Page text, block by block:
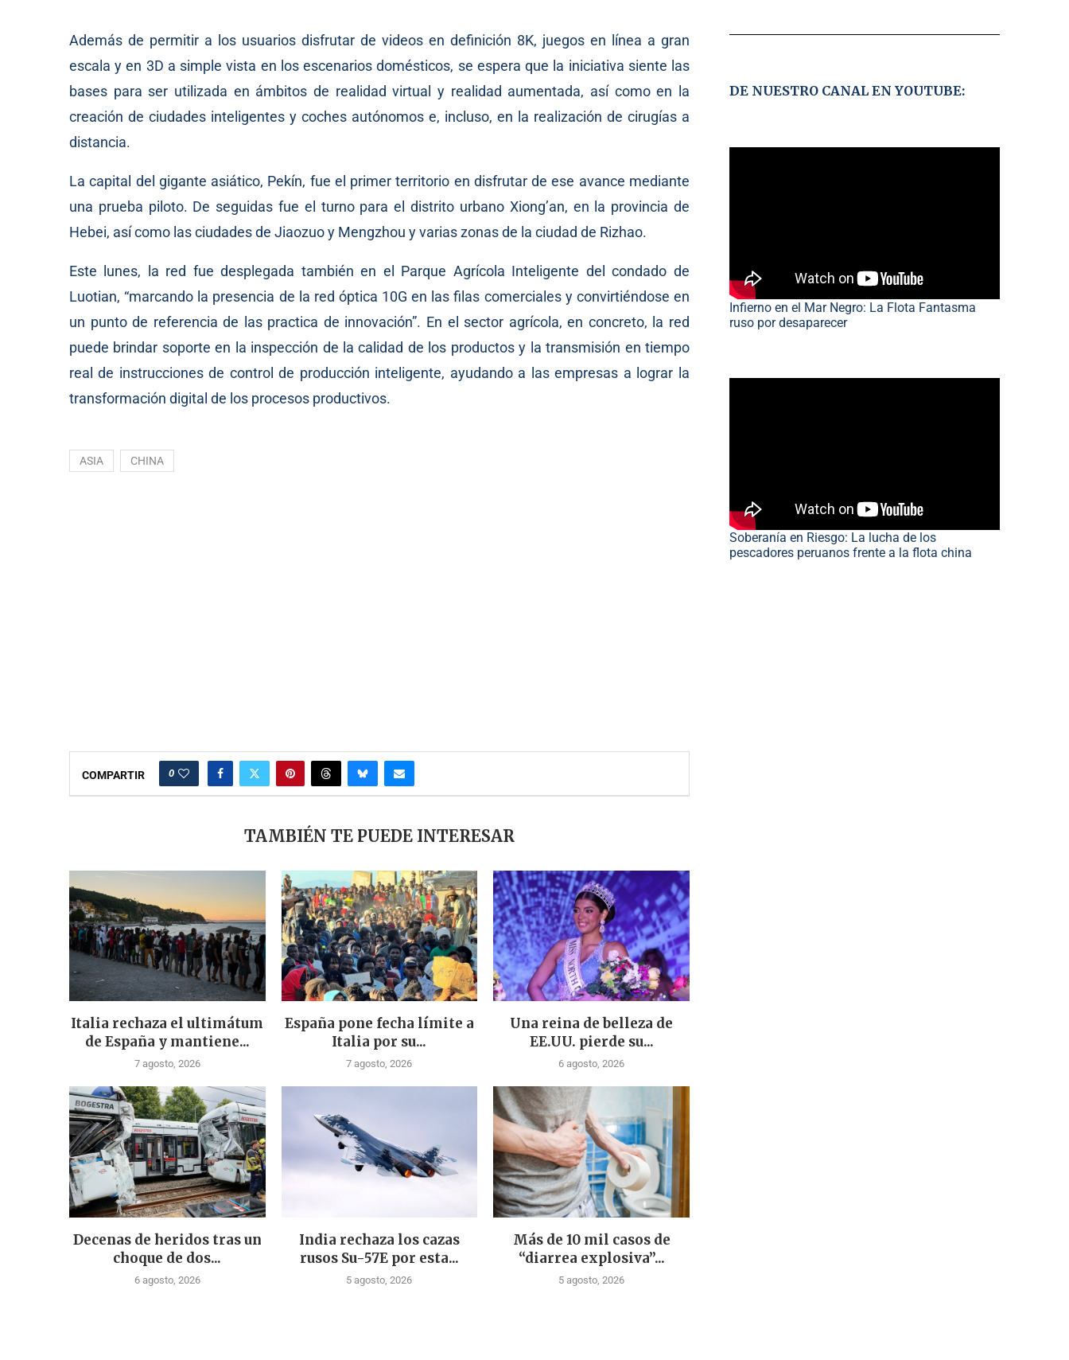
Además de permitir a los usuarios disfrutar de videos en definición 8K, juegos en línea a gran
escala y en 3D a simple vista en los escenarios domésticos, se espera que la iniciativa siente las
bases para ser utilizada en ámbitos de realidad virtual y realidad aumentada, así como en la
creación de ciudades inteligentes y coches autónomos e, incluso, en la realización de cirugías a
distancia.
La capital del gigante asiático, Pekín, fue el primer territorio en disfrutar de ese avance mediante
una prueba piloto. De seguidas fue el turno para el distrito urbano Xiong’an, en la provincia de
Hebei, así como las ciudades de Jiaozuo y Mengzhou y varias zonas de la ciudad de Rizhao.
Este lunes, la red fue desplegada también en el Parque Agrícola Inteligente del condado de
Luotian, “marcando la presencia de la red óptica 10G en las filas comerciales y convirtiéndose en
un punto de referencia de las practica de innovación”. En el sector agrícola, en concreto, la red
puede brindar soporte en la inspección de la calidad de los productos y la transmisión en tiempo
real de instrucciones de control de producción inteligente, ayudando a las empresas a lograr la
transformación digital de los procesos productivos.
ASIA CHINA
COMPARTIR 0
TAMBIÉN TE PUEDE INTERESAR
Italia rechaza el ultimátum
de España y mantiene...
7 agosto, 2026
España pone fecha límite a
Italia por su...
7 agosto, 2026
Una reina de belleza de
EE.UU. pierde su...
6 agosto, 2026
Decenas de heridos tras un
choque de dos...
6 agosto, 2026
India rechaza los cazas
rusos Su-57E por esta...
5 agosto, 2026
Más de 10 mil casos de
“diarrea explosiva”...
5 agosto, 2026
DE NUESTRO CANAL EN YOUTUBE:
Infierno en el Mar Negro: La Flota Fantasma
ruso por desaparecer
Soberanía en Riesgo: La lucha de los
pescadores peruanos frente a la flota china